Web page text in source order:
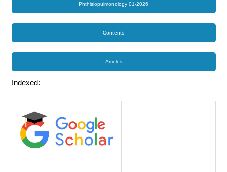
Phthisiopulmonology 01-2026
Contents
Articles
Indexed: